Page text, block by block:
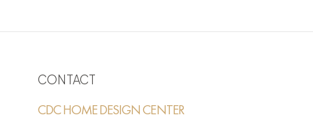
CONTACT
CDC HOME DESIGN CENTER